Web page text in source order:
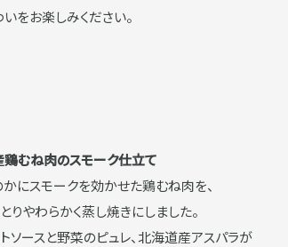
をお楽しみください。
鶏むね肉のスモーク仕立て
かにスモークを効かせた鶏むね肉を、
りやわらかく蒸し焼きにしました。
トソースと野菜のピュレ、北海道産アスパラが